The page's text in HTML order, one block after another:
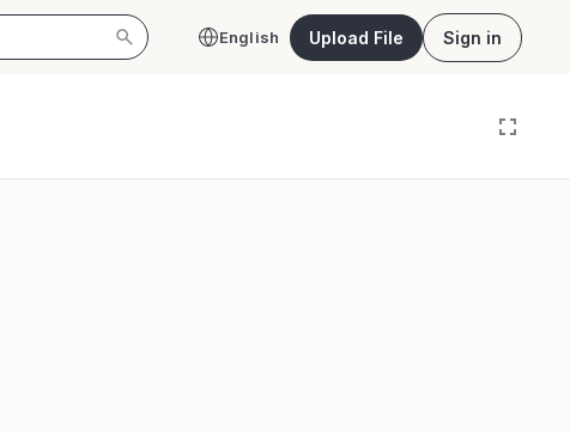
English Upload File Sign in